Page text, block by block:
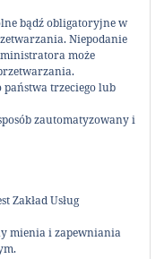
galerii
dla was nowe
Jednocześnie
już
wcześniej (od
bądź obligatoryjne w
Niepodanie
może
państwa trzeciego lub
zautomatyzowany i
Zakład Usług
mienia i zapewniania